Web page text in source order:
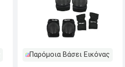
Παρόμοια Βάσει Εικόνας